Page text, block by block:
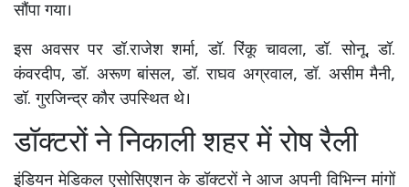
सौंपा गया।
इस अवसर पर डॉ.राजेश शर्मा, डॉ. रिंकू चावला, डॉ. सोनू, डॉ.
कंवरदीप, डॉ. अरूण बांसल, डॉ. राघव अग्रवाल, डॉ. असीम मैनी,
डॉ. गुरजिन्द्र कौर उपस्थित थे।
डॉक्टरों ने निकाली शहर में रोष रैली
इंडियन मेडिकल एसोसिएशन के डॉक्टरों ने आज अपनी विभिन्न मांगों